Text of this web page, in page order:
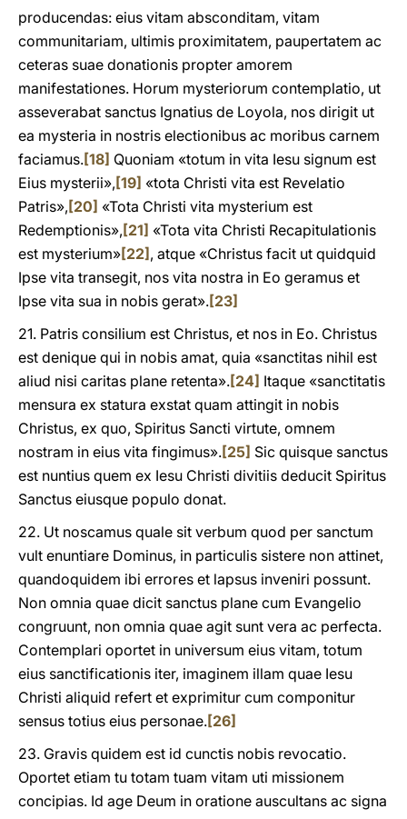
producendas: eius vitam absconditam, vitam
communitariam, ultimis proximitatem, paupertatem ac
ceteras suae donationis propter amorem
manifestationes. Horum mysteriorum contemplatio, ut
asseverabat sanctus Ignatius de Loyola, nos dirigit ut
ea mysteria in nostris electionibus ac moribus carnem
faciamus.[18] Quoniam «totum in vita Iesu signum est
Eius mysterii», [19] «tota Christi vita est Revelatio
Patris», [20] «Tota Christi vita mysterium est
Redemptionis», [21] «Tota vita Christi Recapitulationis
est mysterium»[22] , atque «Christus facit ut quidquid
Ipse vita transegit, nos vita nostra in Eo geramus et
Ipse vita sua in nobis gerat».[23]
21. Patris consilium est Christus, et nos in Eo. Christus
est denique qui in nobis amat, quia «sanctitas nihil est
aliud nisi caritas plane retenta».[24] Itaque «sanctitatis
mensura ex statura exstat quam attingit in nobis
Christus, ex quo, Spiritus Sancti virtute, omnem
nostram in eius vita fingimus».[25] Sic quisque sanctus
est nuntius quem ex Iesu Christi divitiis deducit Spiritus
Sanctus eiusque populo donat.
22. Ut noscamus quale sit verbum quod per sanctum
vult enuntiare Dominus, in particulis sistere non attinet,
quandoquidem ibi errores et lapsus inveniri possunt.
Non omnia quae dicit sanctus plane cum Evangelio
congruunt, non omnia quae agit sunt vera ac perfecta.
Contemplari oportet in universum eius vitam, totum
eius sanctificationis iter, imaginem illam quae Iesu
Christi aliquid refert et exprimitur cum componitur
sensus totius eius personae.[26]
23. Gravis quidem est id cunctis nobis revocatio.
Oportet etiam tu totam tuam vitam uti missionem
concipias. Id age Deum in oratione auscultans ac signa